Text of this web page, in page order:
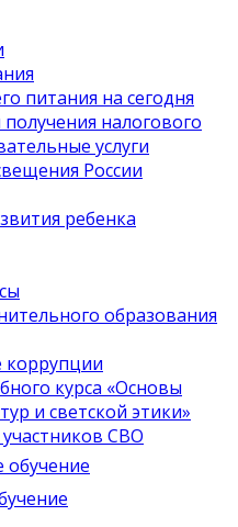
питания на сегодня
налогового
услуги
России
ребенка
образования
коррупции
курса «Основы
и светской этики»
СВО